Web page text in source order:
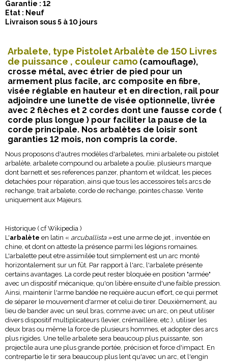
Garantie : 12
Etat : Neuf
Livraison sous 5 à 10 jours
Arbalete, type Pistolet Arbalète de 150 Livres
de puissance , couleur camo (camouflage),
crosse métal, avec étrier de pied pour un
armement plus facile, arc composite en fibre,
visée réglable en hauteur et en direction, rail pour
adjoindre une lunette de visée optionnelle, livrée
avec 2 flèches et 2 cordes dont une fausse corde (
corde plus longue ) pour faciliter la pause de la
corde principale. Nos arbalètes de loisir sont
garanties 12 mois, non compris la corde.
Nous proposons d'autres modèles d'arbaletes, mini arbalete ou pistolet
arbalète, arbalete compound ou arbalete a poulie, plusieurs marque
dont barnett et ses references panzer, phantom et wildcat, les pieces
detachées pour réparation, ainsi que tous les accessoires tels arcs de
rechange, trait arbalete, corde de rechange, pointes chasse. Vente
uniquement aux Majeurs.
Historique ( cf Wikipedia )
L'arbalète en latin « arcuballista »est une arme de jet , inventée en
chine, et dont on atteste la présence parmi les légions romaines.
L'arbalette peut etre assimilée tout simplement est un arc monté
horizontalement sur un fût. Par rapport à l'arc, l'arbalete présente
certains avantages. La corde peut rester bloquée en position "armée"
avec un dispositif mécanique, qu'on libère ensuite d'une faible pression.
Ainsi, maintenir l'arme bandée ne requière aucun effort, ce qui permet
de séparer le mouvement d'armer et celui de tirer. Deuxièmement, au
lieu de bander avec un seul bras, comme avec un arc, on peut utiliser
divers dispositif multiplicateurs (levier, crémaillère, etc.), utiliser les
deux bras ou même la force de plusieurs hommes, et adopter des arcs
plus rigides. Une telle arbalete sera beaucoup plus puissante, son
projectile aura une plus grande portée, précision et force d'impact. En
contrepartie le tir sera beaucoup plus lent qu'avec un arc, et l'engin